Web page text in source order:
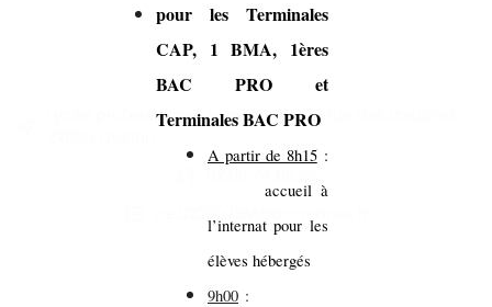
pour les Terminales
CAP, 1 BMA, 1ères
BAC PRO et
Terminales BAC PRO
A partir de 8h15:
accueil à
l’internat pour les
élèves hébergés
9h00 :
Lycée professionnel Jean Monnet, 9 rue des Ursulines,